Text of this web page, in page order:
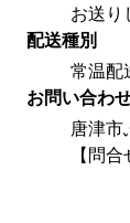
お送り
配送種別
常温配
お問い合わ
唐津市
【問